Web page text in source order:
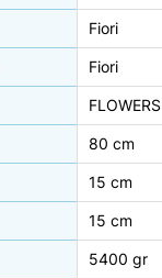
Fiori
Fiori
FLOWERS
80 cm
15 cm
15 cm
5400 gr